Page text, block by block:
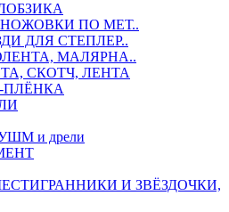
ПО МЕТ..
ДЛЯ СТЕПЛЕР..
МАЛЯРНА..
СКОТЧ, ЛЕНТА
ПЛЁНКА
и дрели
И ЗВЁЗДОЧКИ,